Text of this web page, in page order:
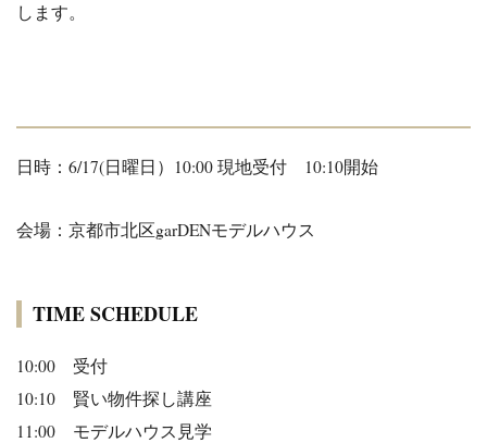
します。
日時：6/17(日曜日）10:00 現地受付 10:10開始
会場：京都市北区garDENモデルハウス
TIME SCHEDULE
10:00 受付
10:10 賢い物件探し講座
11:00 モデルハウス見学